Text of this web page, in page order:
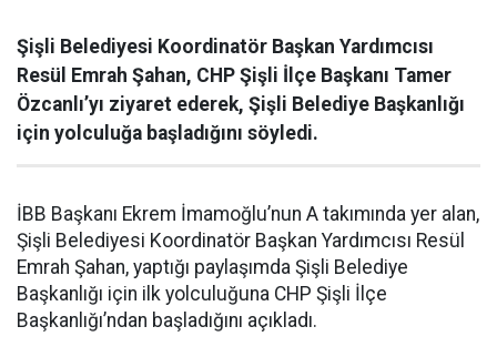
Şişli Belediyesi Koordinatör Başkan Yardımcısı
Resül Emrah Şahan, CHP Şişli İlçe Başkanı Tamer
Özcanlı’yı ziyaret ederek, Şişli Belediye Başkanlığı
için yolculuğa başladığını söyledi.
İBB Başkanı Ekrem İmamoğlu’nun A takımında yer alan,
Şişli Belediyesi Koordinatör Başkan Yardımcısı Resül
Emrah Şahan, yaptığı paylaşımda Şişli Belediye
Başkanlığı için ilk yolculuğuna CHP Şişli İlçe
Başkanlığı’ndan başladığını açıkladı.